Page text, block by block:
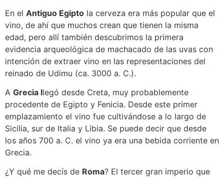
En el Antiguo Egipto la cerveza era más popular que el
vino, de ahí que muchos crean que tienen la misma
edad, pero allí también descubrimos la primera
evidencia arqueológica de machacado de las uvas con
intención de extraer vino en las representaciones del
reinado de Udimu (ca. 3000 a. C.).
A Grecia llegó desde Creta, muy probablemente
procedente de Egipto y Fenicia. Desde este primer
emplazamiento el vino fue cultivándose a lo largo de
Sicilia, sur de Italia y Libia. Se puede decir que desde
los años 700 a. C. el vino ya era una bebida corriente en
Grecia.
¿Y qué me decís de Roma? El tercer gran imperio que